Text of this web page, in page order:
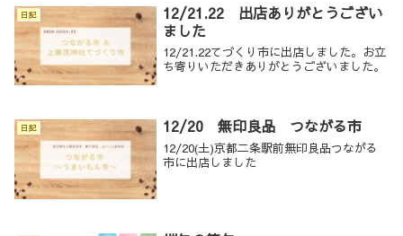
日記
12/21.22 出店ありがとうござい
ました
12/21.22てづくり市に出店しました。お立
ち寄りいただきありがとうございました。
日記 12/20 無印良品 つながる市
12/20(土)京都二条駅前無印良品つながる
市に出店しました